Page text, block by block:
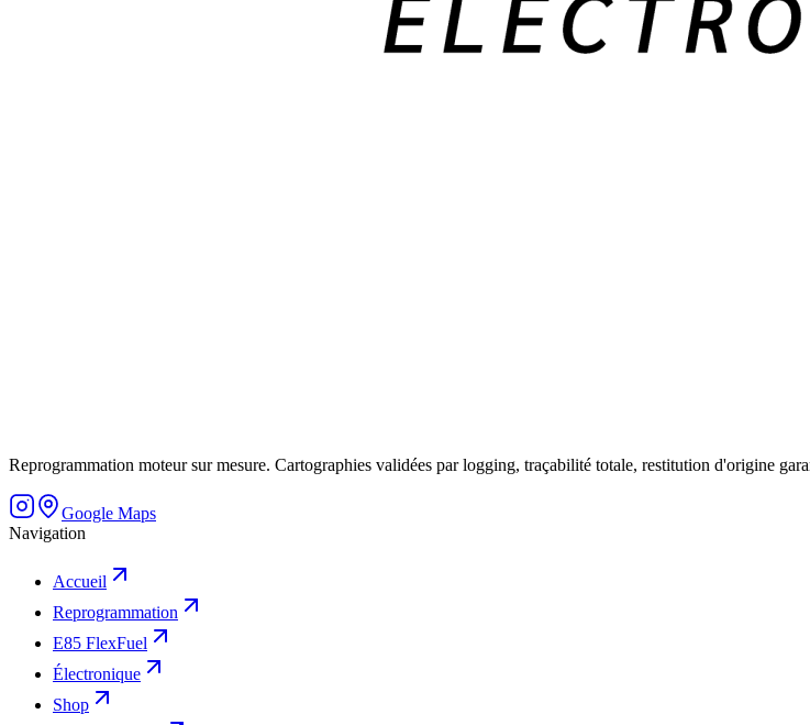
Reprogrammation moteur sur mesure. Cartographies validées par logging, traçabilité totale, restitution d'origine
Google Maps
Navigation
Accueil
Reprogrammation
E85 FlexFuel
Électronique
Shop